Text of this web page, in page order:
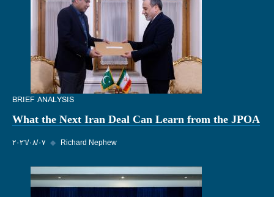
BRIEF ANALYSIS
What the Next Iran Deal Can Learn from the JPOA
٠٧‏/٠٨‏/٢٠٢٦ ◆ Richard Nephew